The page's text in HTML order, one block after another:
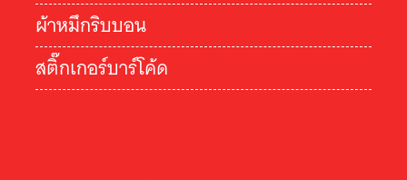
ผ้าหมึกริบบอน
สติ๊กเกอร์บาร์โค้ด